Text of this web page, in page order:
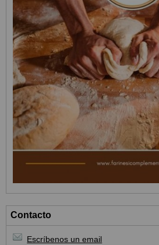
Contacto
Escríbenos un email